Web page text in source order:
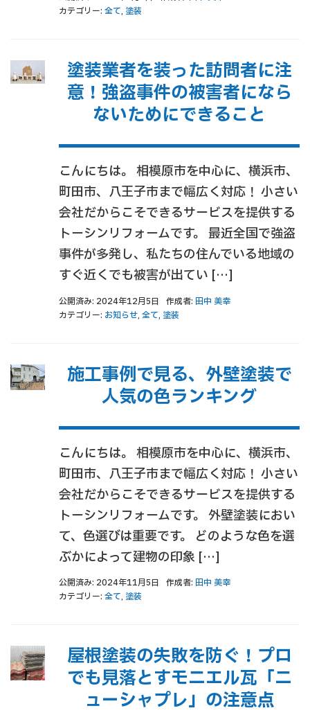
カテゴリー: 全て, 塗装
塗装業者を装った訪問者に注
意！強盗事件の被害者になら
ないためにできること
こんにちは。 相模原市を中心に、横浜市、
町田市、八王子市まで幅広く対応！ 小さい
会社だからこそできるサービスを提供する
トーシンリフォームです。 最近全国で強盗
事件が多発し、私たちの住んでいる地域の
すぐ近くでも被害が出てい […]
公開済み: 2024年12月5日 作成者: 田中 美幸
カテゴリー: お知らせ, 全て, 塗装
施工事例で見る、外壁塗装で
人気の色ランキング
こんにちは。 相模原市を中心に、横浜市、
町田市、八王子市まで幅広く対応！ 小さい
会社だからこそできるサービスを提供する
トーシンリフォームです。 外壁塗装におい
て、色選びは重要です。 どのような色を選
ぶかによって建物の印象 […]
公開済み: 2024年11月5日 作成者: 田中 美幸
カテゴリー: 全て, 塗装
屋根塗装の失敗を防ぐ！プロ
でも見落とすモニエル瓦「ニ
ューシャプレ」の注意点